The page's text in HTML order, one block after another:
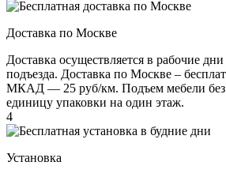
Доставка по Москве
Доставка осуществляется в рабочие
подъезда. Доставка по Москве –
МКАД — 25 руб/км. Подъем мебели без
единицу упаковки на один этаж.
4
Установка